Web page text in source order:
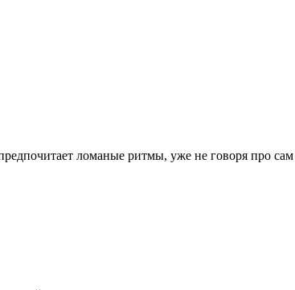
ломаные ритмы, уже не говоря про сам